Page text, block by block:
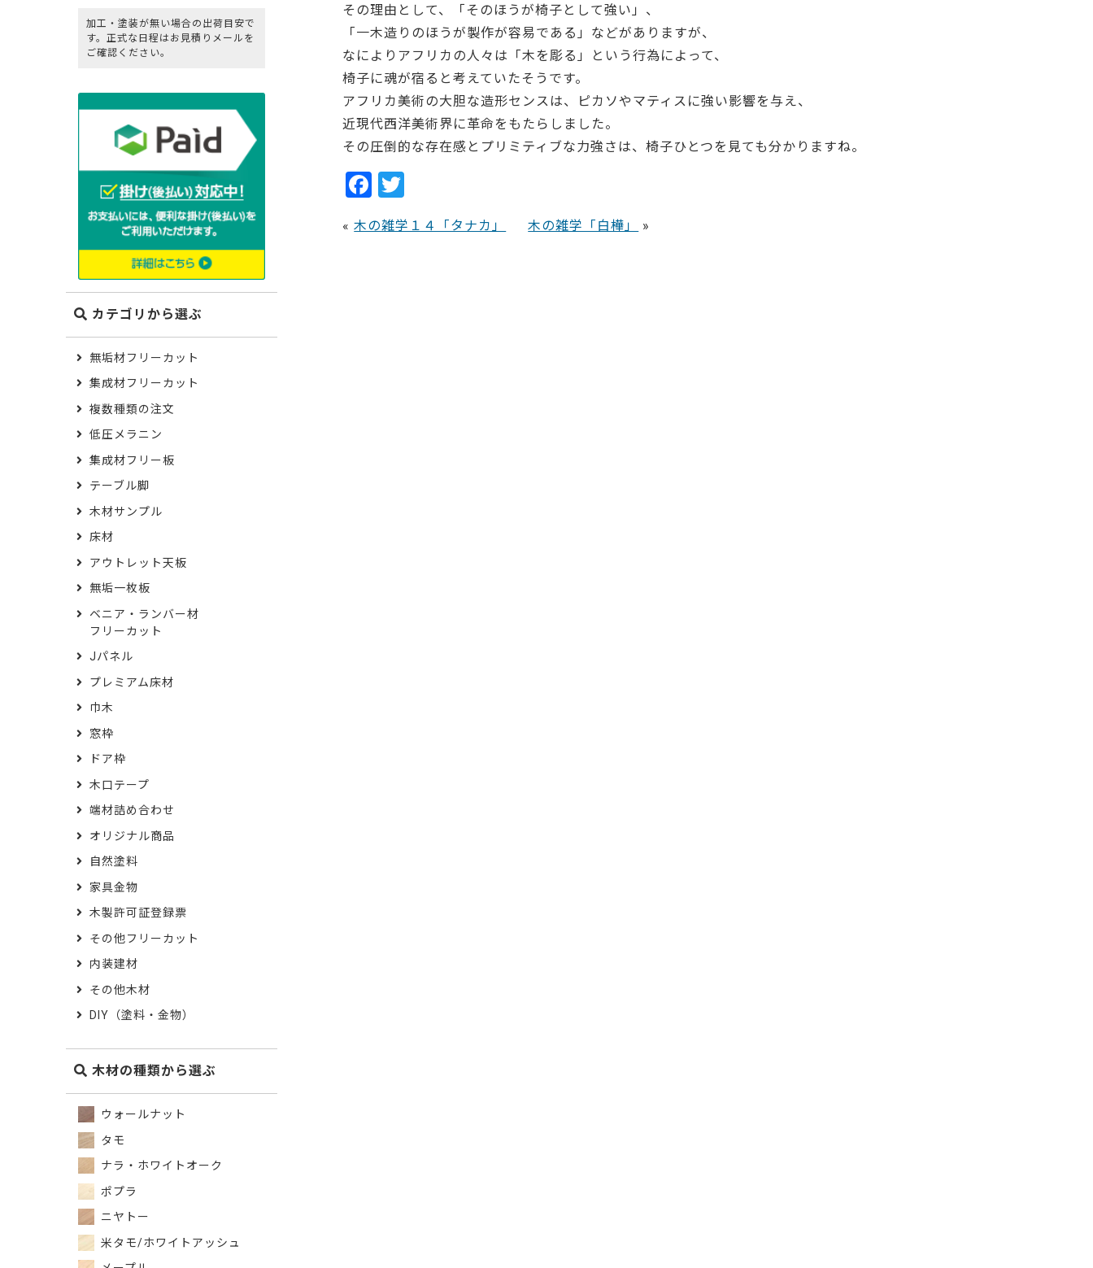
その理由として、「そのほうが椅子として強い」、
「一木造りのほうが製作が容易である」などがありますが、
なによりアフリカの人々は「木を彫る」という行為によって、
椅子に魂が宿ると考えていたそうです。
アフリカ美術の大胆な造形センスは、ピカソやマティスに強い影響を与え、
近現代西洋美術界に革命をもたらしました。
その圧倒的な存在感とプリミティブな力強さは、椅子ひとつを見ても分かりますね。
F
a
c
w
itt
«木の雑学１４「タナカ」 木の雑学「白樺」 »
加工・塗装が無い場合の出荷目安で
す。正式な日程はお見積りメールを
ご確認ください。
カテゴリから選ぶ
無垢材フリーカット
集成材フリーカット
複数種類の注文
低圧メラニン
集成材フリー板
テーブル脚
木材サンプル
床材
アウトレット天板
無垢一枚板
ベニア・ランバー材
フリーカット
Jパネル
プレミアム床材
巾木
窓枠
ドア枠
木口テープ
端材詰め合わせ
オリジナル商品
自然塗料
家具金物
木製許可証登録票
その他フリーカット
内装建材
その他木材
DIY（塗料・金物）
木材の種類から選ぶ
ウォールナット
タモ
ナラ・ホワイトオーク
ポプラ
ニヤトー
米タモ/ホワイトアッシュ